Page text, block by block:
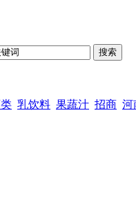
乳饮料 果蔬汁 招商 河